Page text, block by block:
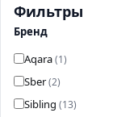
Фильтры
Бренд
Aqara(1)
Sber(2)
Sibling (13)